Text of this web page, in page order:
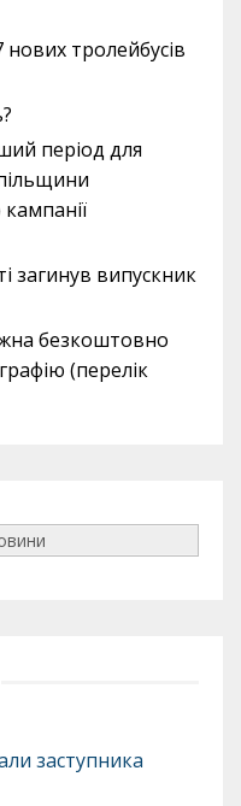
тролейбусів
період для
загинув випускник
безкоштовно
(перелік
заступника